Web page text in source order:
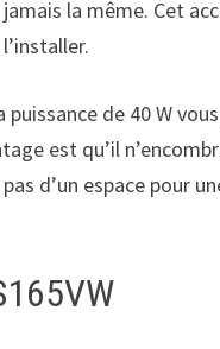
la même. Cet
de 40 W
est qu’il
d’un espace pour